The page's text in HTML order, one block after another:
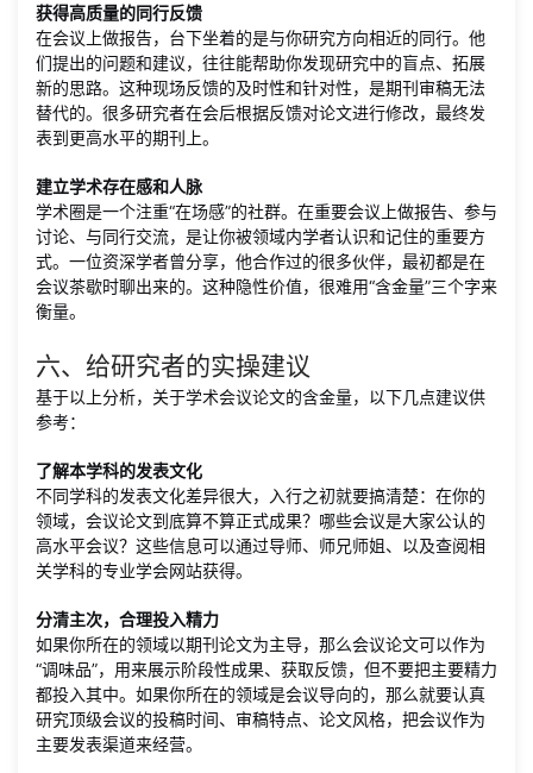
获得高质量的同行反馈
在会议上做报告，台下坐着的是与你研究方向相近的同行。他
们提出的问题和建议，往往能帮助你发现研究中的盲点、拓展
新的思路。这种现场反馈的及时性和针对性，是期刊审稿无法
替代的。很多研究者在会后根据反馈对论文进行修改，最终发
表到更高水平的期刊上。
建立学术存在感和人脉
学术圈是一个注重“在场感”的社群。在重要会议上做报告、参与
讨论、与同行交流，是让你被领域内学者认识和记住的重要方
式。一位资深学者曾分享，他合作过的很多伙伴，最初都是在
会议茶歇时聊出来的。这种隐性价值，很难用“含金量”三个字来
衡量。
六、给研究者的实操建议
基于以上分析，关于学术会议论文的含金量，以下几点建议供
参考：
了解本学科的发表文化
不同学科的发表文化差异很大，入行之初就要搞清楚：在你的
领域，会议论文到底算不算正式成果？哪些会议是大家公认的
高水平会议？这些信息可以通过导师、师兄师姐、以及查阅相
关学科的专业学会网站获得。
分清主次，合理投入精力
如果你所在的领域以期刊论文为主导，那么会议论文可以作为
“调味品”，用来展示阶段性成果、获取反馈，但不要把主要精力
都投入其中。如果你所在的领域是会议导向的，那么就要认真
研究顶级会议的投稿时间、审稿特点、论文风格，把会议作为
主要发表渠道来经营。